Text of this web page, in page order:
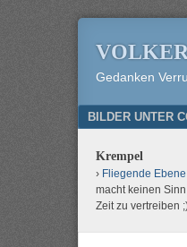
Gedanken
Menu
SKIP TO
BILDER UNTER
Krempel
Fliegende Ebene
macht keinen
Zeit zu vertreiben